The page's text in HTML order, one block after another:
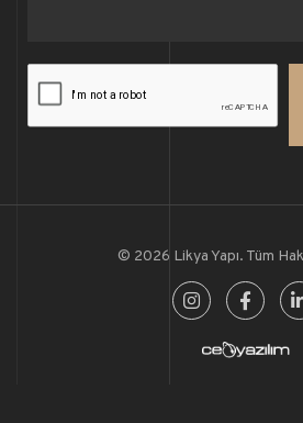
© 2026 Likya Yapı. Tüm